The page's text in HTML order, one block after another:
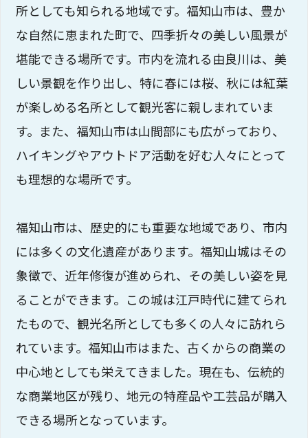
所としても知られる地域です。福知山市は、豊か
な自然に恵まれた町で、四季折々の美しい風景が
堪能できる場所です。市内を流れる由良川は、美
しい景観を作り出し、特に春には桜、秋には紅葉
が楽しめる名所として観光客に親しまれていま
す。また、福知山市は山間部にも広がっており、
ハイキングやアウトドア活動を好む人々にとって
も理想的な場所です。
福知山市は、歴史的にも重要な地域であり、市内
には多くの文化遺産があります。福知山城はその
象徴で、近年修復が進められ、その美しい姿を見
ることができます。この城は江戸時代に建てられ
たもので、観光名所としても多くの人々に訪れら
れています。福知山市はまた、古くからの商業の
中心地としても栄えてきました。現在も、伝統的
な商業地区が残り、地元の特産品や工芸品が購入
できる場所となっています。